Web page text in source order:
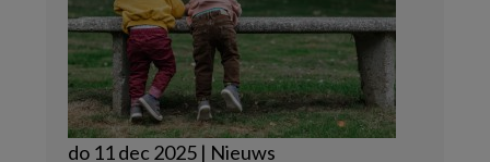
do 11 dec 2025 | Nieuws